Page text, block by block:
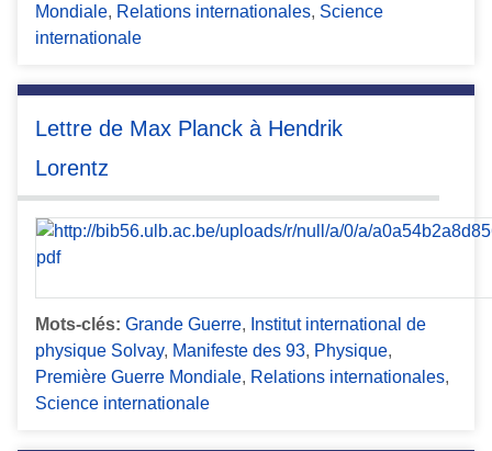
Mondiale, Relations internationales, Science
internationale
Lettre de Max Planck à Hendrik
Lorentz
Mots-clés: Grande Guerre, Institut international de
physique Solvay, Manifeste des 93, Physique,
Première Guerre Mondiale, Relations internationales,
Science internationale